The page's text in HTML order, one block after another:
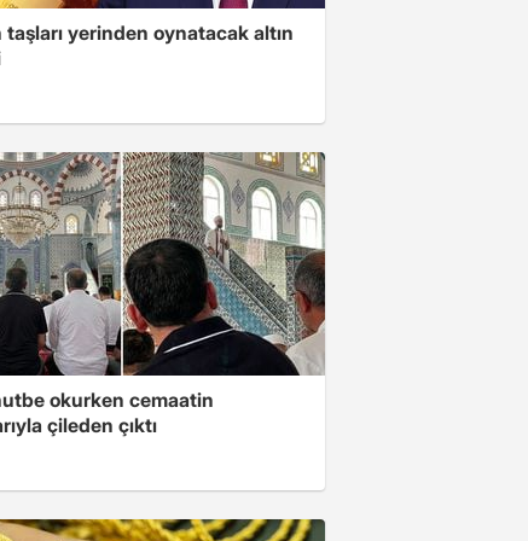
yerinden oynatacak altın
okurken cemaatin
çileden çıktı